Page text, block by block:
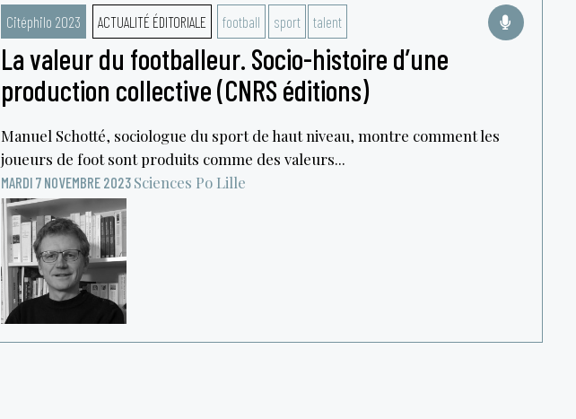
Citéphilo 2023 ACTUALITÉ ÉDITORIALE football sport talent
La valeur du footballeur. Socio-histoire d’une
production collective (CNRS éditions)
Manuel Schotté, sociologue du sport de haut niveau, montre comment les
joueurs de foot sont produits comme des valeurs...
MARDI 7 NOVEMBRE 2023 Sciences Po Lille